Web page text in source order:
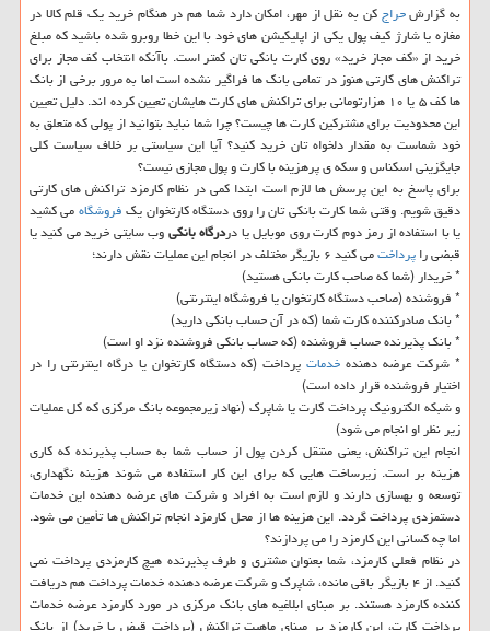
به گزارشحراجکن به نقل از مهر، امکان دارد شما هم در هنگام خرید یک قلم کالا در
مغازه یا شارژ کیف پول یکی از اپلیکیشن های خود با این خطا روبرو شده باشید که مبلغ
خرید از «کف مجاز خرید» روی کارت بانکی تان کمتر است. باآنکه انتخاب کف مجاز برای
تراکنش های کارتی هنوز در تمامی بانک ها فراگیر نشده است اما به مرور برخی از بانک
ها کف ۵ یا ۱۰ هزارتومانی برای تراکنش های کارت هایشان تعیین کرده اند. دلیل تعیین
این محدودیت برای مشترکین کارت ها چیست؟ چرا شما نباید بتوانید از پولی که متعلق به
خود شماست به مقدار دلخواه تان خرید کنید؟ آیا این سیاستی بر خلاف سیاست کلی
جایگزینی اسکناس و سکه ی پرهزینه با کارت و پول مجازی نیست؟
برای پاسخ به این پرسش ها لازم است ابتدا کمی در نظام کارمزد تراکنش های کارتی
دقیق شویم. وقتی شما کارت بانکی تان را روی دستگاه کارتخوان یکفروشگاهمی کشید
یا با استفاده از رمز دوم کارت روی موبایل یا دردرگاه بانکیوب سایتی خرید می کنید یا
قبضی راپرداختمی کنید ۶ بازیگر مختلف در انجام این عملیات نقش دارند؛
* خریدار (شما که صاحب کارت بانکی هستید)
* فروشنده (صاحب دستگاه کارتخوان یا فروشگاه اینترنتی)
* بانک صادرکننده کارت شما (که در آن حساب بانکی دارید)
* بانک پذیرنده حساب فروشنده (که حساب بانکی فروشنده نزد او است)
* شرکت عرضه دهنده خدماتپرداخت (که دستگاه کارتخوان یا درگاه اینترنتی را در
اختیار فروشنده قرار داده است)
و شبکه الکترونیک پرداخت کارت یا شاپرک (نهاد زیرمجموعه بانک مرکزی که کل عملیات
زیر نظر او انجام می شود)
انجام این تراکنش، یعنی منتقل کردن پول از حساب شما به حساب پذیرنده که کاری
هزینه بر است. زیرساخت هایی که برای این کار استفاده می شوند هزینه نگهداری،
توسعه و بهسازی دارند و لازم است به افراد و شرکت های عرضه دهنده این خدمات
دستمزدی پرداخت گردد. این هزینه ها از محل کارمزد انجام تراکنش ها تأمین می شود.
اما چه کسانی این کارمزد را می پردازند؟
در نظام فعلی کارمزد، شما بعنوان مشتری و طرف پذیرنده هیچ کارمزدی پرداخت نمی
کنید. از ۴ بازیگر باقی مانده، شاپرک و شرکت عرضه دهنده خدمات پرداخت هم دریافت
کننده کارمزد هستند. بر مبنای ابلاغیه های بانک مرکزی در مورد کارمزد عرضه خدمات